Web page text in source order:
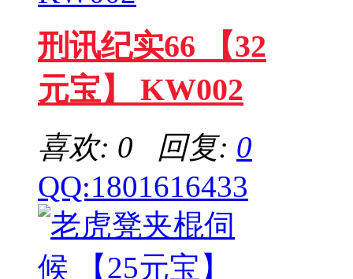
刑讯纪实66 【32
元宝】 KW002
喜欢: 0 回复: 0
QQ:1801616433